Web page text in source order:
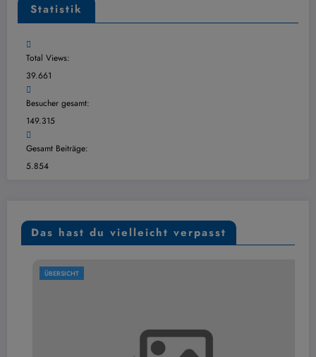
Statistik
Total Views:
39.661
Besucher gesamt:
149.315
Gesamt Beiträge:
5.854
Das hast du vielleicht verpasst
ÜBERSICHT